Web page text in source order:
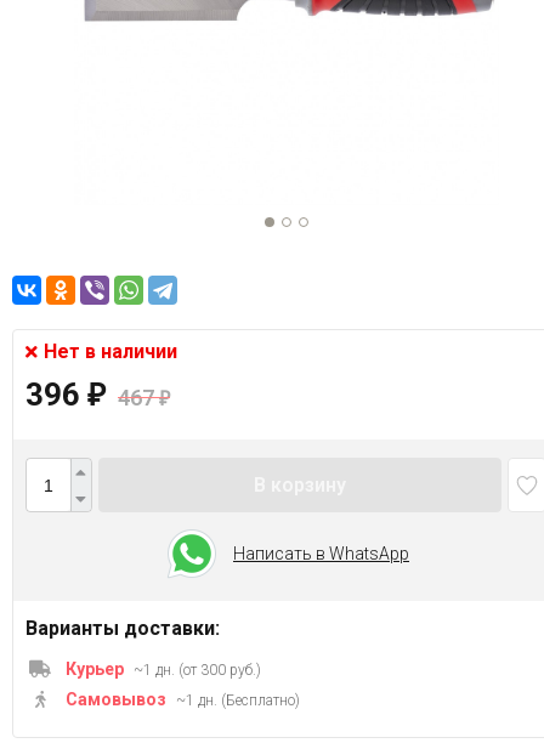
Нет в наличии
396 ₽ 467₽
Написать в WhatsApp
Варианты доставки:
Курьер ~1 дн. (от 300 руб.)
Самовывоз ~1 дн. (Бесплатно)